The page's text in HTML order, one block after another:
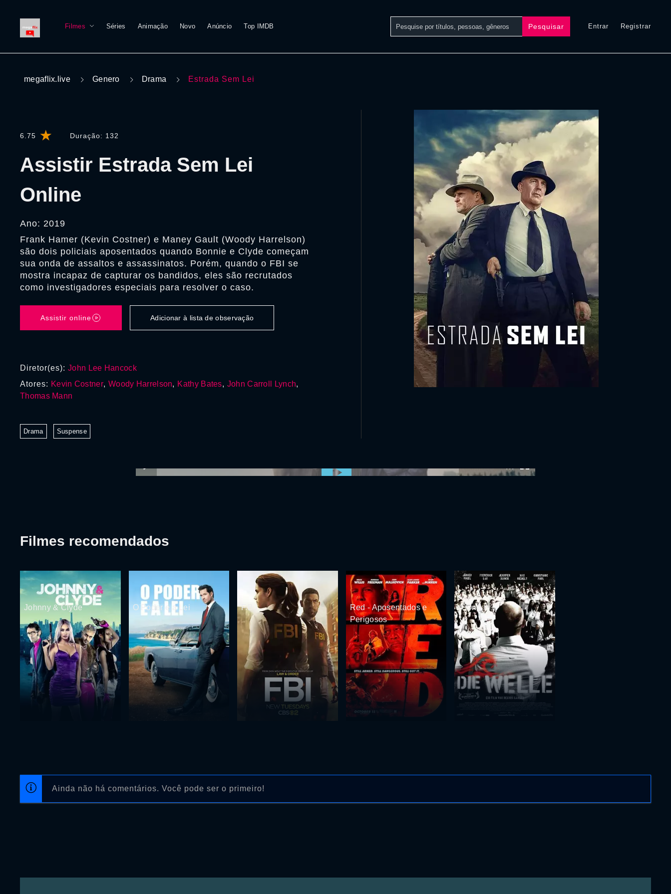
Filmes Séries Animação Novo Anúncio Top IMDB Pesquisar Entrar Registrar
megaflix.live Genero Drama Estrada Sem Lei
6.75 Duração: 132
Assistir Estrada Sem Lei
Online
Ano: 2019
Frank Hamer (Kevin Costner) e Maney Gault (Woody Harrelson)
são dois policiais aposentados quando Bonnie e Clyde começam
sua onda de assaltos e assassinatos. Porém, quando o FBI se
mostra incapaz de capturar os bandidos, eles são recrutados
como investigadores especiais para resolver o caso.
Assistir online Adicionar à lista de observação
Diretor(es): John Lee Hancock
Atores: Kevin Costner, Woody Harrelson, Kathy Bates, John Carroll Lynch,
Thomas Mann
Drama Suspense
Ainda não há comentários. Você pode ser o primeiro!
Filmes recomendados
Johnny & Clyde O Poder e a Lei F.B.I
Red - Aposentados e
Perigosos
A Onda